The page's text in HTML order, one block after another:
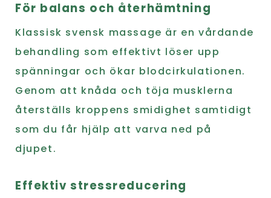
För balans och återhämtning
Klassisk svensk massage är en vårdande
behandling som effektivt löser upp
spänningar och ökar blodcirkulationen.
Genom att knåda och töja musklerna
återställs kroppens smidighet samtidigt
som du får hjälp att varva ned på
djupet.
Effektiv stressreducering